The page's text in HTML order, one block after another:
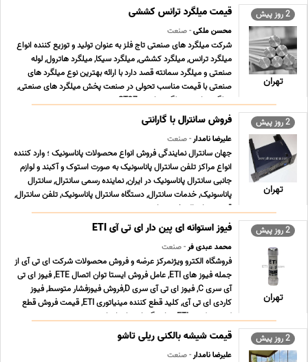
2 روز پیش
تهران
قیمت میلگرد ترانس کششی
محسن ملکی- صنعت
شرکت میلگرد های صنعتی تاج فلز به عنوان تولید و توزیع کننده انواع
میلگرد ترانس, میلگرد کششی, میلگرد سیکا, میلگرد هاترول, لوله
صنعتی و میلگرد سمانته قصد دارد با ارائه بهترین نوع میلگرد های
صنعتی با قیمت مناسب تحولی در صنعت پخش میلگرد های صنعتی,
میلگرد ترانس, میلگرد ترانسی ST37 , می ... ...
2 روز پیش
تهران
فروش سانترال با گارانتی
علیرضا نامدار- صنعت
جهان سانترال نمایندگی فروش انواع محصولات پاناسونیک ؛ وارد کننده
انواع مراکز تلفن سانترال پاناسونیک به صورت استوک و آکبند و لوازم
جانبی سانترال پاناسونیک در ایران, نماینده رسمی سانترال, سانترال
پاناسونیک, خدمات سانترال, دستگاه سانترال پاناسونیک, تلفن سانترال,
قیمت سانترال, خرید سا ... ...
2 روز پیش
تهران
فیوز استوانه ای پین دار ای تی آی ETI
محمد عبدی فر- صنعت
فروشگاه الکترو ویژنمرکز عرضه و فروش محصولات شرکت ای تی آی از
جمله فیوز های ETI, عامل فروش ایستا توان اتصال ETE, فیوز ای تی
آی سری C, فیوز ای تی آی سری D,فروش فیوزفشار متوسط, فیوز
کاردی ای تی آی, کلید قطع کننده مینیاتوری ETI, قیمت فروش قطع
کننده ترکیبی ETI, نمایندگی ایستا توان اتص ... ...
2 روز پیش قیمت شیشه بالکنی ریلی تاشو
علیرضا نامدار- صنعت